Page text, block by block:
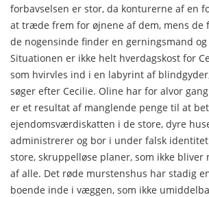
forbavselsen er stor, da konturerne af en
at træde frem for øjnene af dem, mens de
de nogensinde finder en gerningsmand
Situationen er ikke helt hverdagskost for
som hvirvles ind i en labyrint af
søger efter Cecilie. Oline har for alvor
er et resultat af manglende penge til at
ejendomsværdiskatten i de store, dyre
administrerer og bor i under falsk
store, skruppelløse planer, som ikke bliver
af alle. Det røde murstenshus har stadig
boende inde i væggen, som ikke